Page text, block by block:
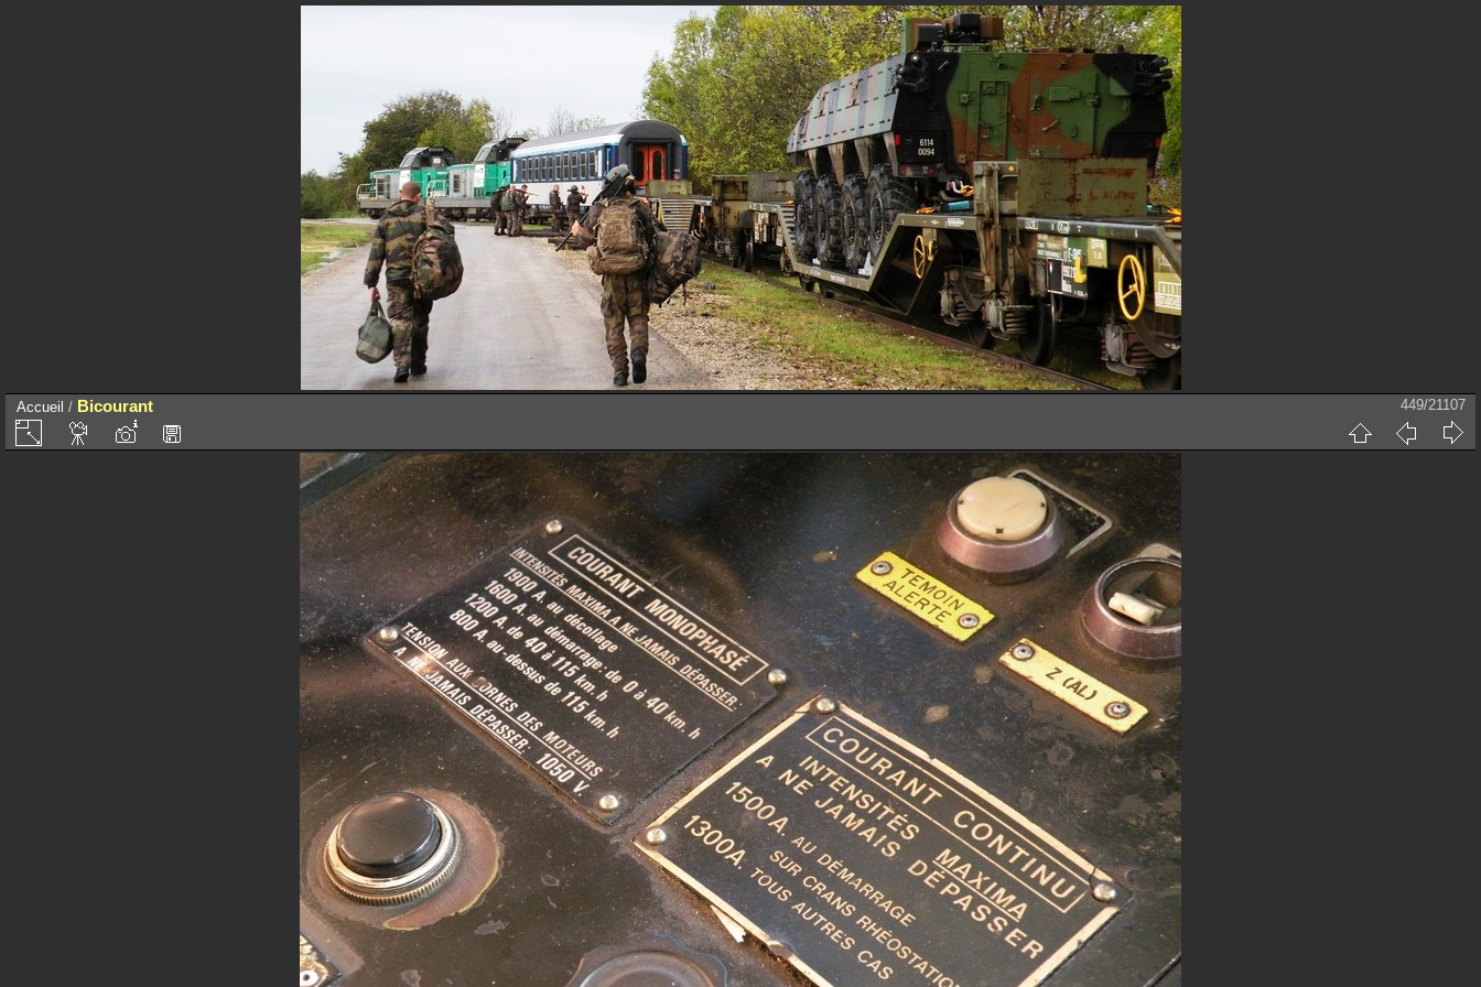
Accueil / Bicourant 449/21107